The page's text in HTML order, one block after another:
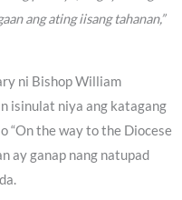
ang ating iisang tahanan,”
ni Bishop William
isinulat niya ang katagang
“On the way to the Diocese
ay ganap nang natupad